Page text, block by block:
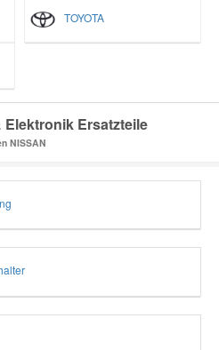
TOYOTA
Ersatzteile
NISSAN